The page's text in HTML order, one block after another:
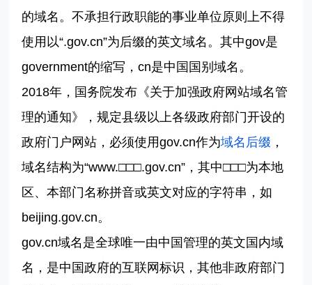
的域名。不承担行政职能的事业单位原则上不得
使用以“.gov.cn”为后缀的英文域名。其中gov是
government的缩写，cn是中国国别域名。
2018年，国务院发布《关于加强政府网站域名管
理的通知》，规定县级以上各级政府部门开设的
政府门户网站，必须使用gov.cn作为域名后缀 ，
域名结构为“www.□□□.gov.cn”，其中□□□为本地
区、本部门名称拼音或英文对应的字符串 ，如
beijing.gov.cn。
gov.cn域名是全球唯一由中国管理的英文国内域
名，是中国政府的互联网标识，其他非政府部门